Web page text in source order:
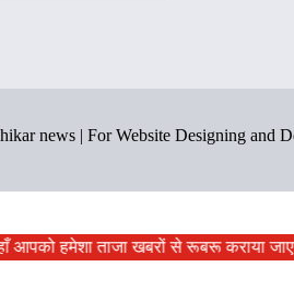
news | For Website Designing and
आपको हमेशा ताजा खबरों से रूबरू कराया